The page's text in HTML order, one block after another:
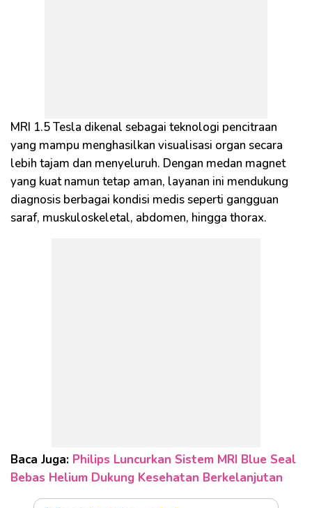
MRI 1.5 Tesla dikenal sebagai teknologi pencitraan
yang mampu menghasilkan visualisasi organ secara
lebih tajam dan menyeluruh. Dengan medan magnet
yang kuat namun tetap aman, layanan ini mendukung
diagnosis berbagai kondisi medis seperti gangguan
saraf, muskuloskeletal, abdomen, hingga thorax.
Baca Juga: Philips Luncurkan Sistem MRI Blue Seal
Bebas Helium Dukung Kesehatan Berkelanjutan